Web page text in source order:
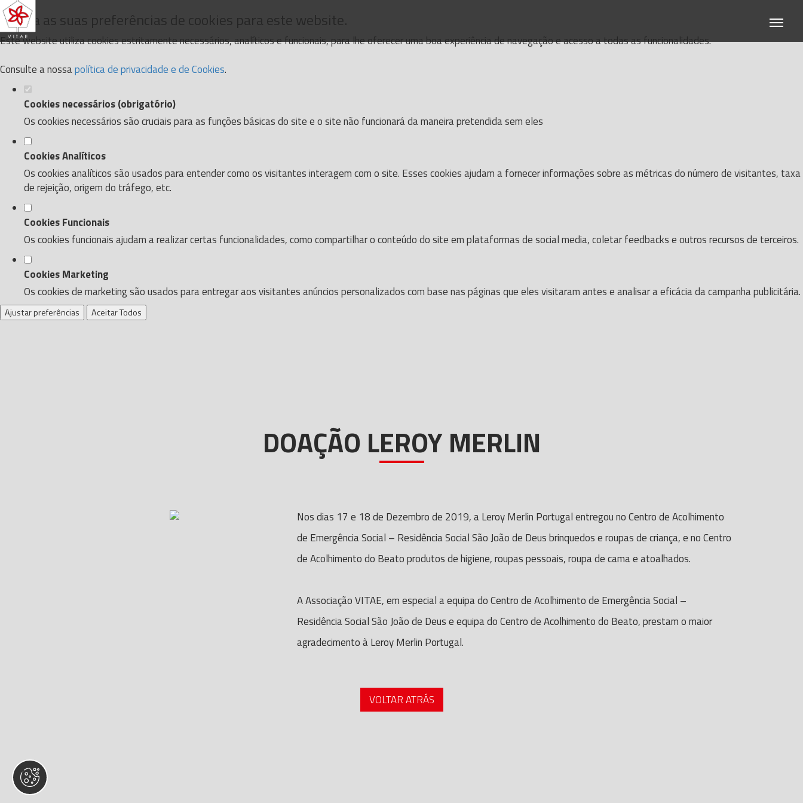
Defina as suas preferências de cookies para este website.
Este website utiliza cookies estritamente necessários, analíticos e funcionais, para lhe oferecer uma boa experiência de navegação e acesso a todas as funcionalidades.
Consulte a nossapolítica de privacidade e de Cookies.
Cookies necessários (obrigatório)
Os cookies necessários são cruciais para as funções básicas do site e o site não funcionará da maneira pretendida sem eles
Cookies Analíticos
Os cookies analíticos são usados para entender como os visitantes interagem com o site. Esses cookies ajudam a fornecer informações sobre as métricas do número de visitantes, taxa
de rejeição, origem do tráfego, etc.
Cookies Funcionais
Os cookies funcionais ajudam a realizar certas funcionalidades, como compartilhar o conteúdo do site em plataformas de social media, coletar feedbacks e outros recursos de terceiros.
Cookies Marketing
Os cookies de marketing são usados para entregar aos visitantes anúncios personalizados com base nas páginas que eles visitaram antes e analisar a eficácia da campanha publicitária.
Ajustar preferências Aceitar Todos
DOAÇÃO LEROY MERLIN
Nos dias 17 e 18 de Dezembro de 2019, a Leroy Merlin Portugal entregou no Centro de Acolhimento
de Emergência Social – Residência Social São João de Deus brinquedos e roupas de criança, e no Centro
de Acolhimento do Beato produtos de higiene, roupas pessoais, roupa de cama e atoalhados.
A Associação VITAE, em especial a equipa do Centro de Acolhimento de Emergência Social –
Residência Social São João de Deus e equipa do Centro de Acolhimento do Beato, prestam o maior
agradecimento à Leroy Merlin Portugal.
VOLTAR ATRÁS